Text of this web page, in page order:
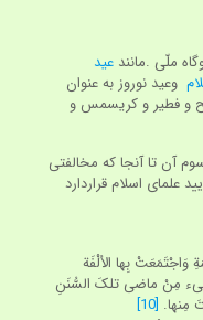
ملّی .مانند عید
وعید نوروز به عنوان
و فطیر و کریسمس و
آن تا آنجا که مخالفتی
علمای اسلام قراردارد
بِها الاُلْفَة
مِنْ ماضی تلکَ السُّنَنِ
مِنها. [10]